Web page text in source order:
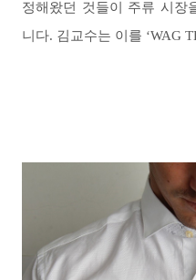
정해왔던 것들이 주류 시장
니다. 김교수는 이를 ‘WAG